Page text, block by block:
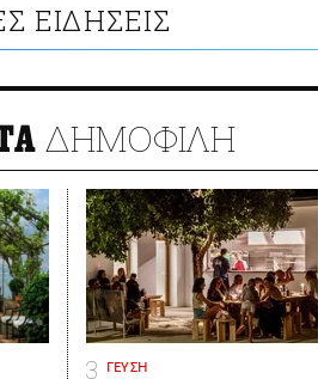
ΕΙΔΗΣΕΙΣ
ΔΗΜΟΦΙΛΗ
ΓΕΥΣΗ